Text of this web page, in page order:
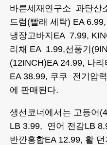
바른세재연구소 과탄산
드럼(빨래 세탁) EA
냉장고바지EA 7.99,
리채 EA 1.99,선풍기
(12INCH)EA 24.99, 나
EA 38.99, 쿠쿠 전기압
에 판매된다.
생선코너에서는 고등어
LB 3.99, 연어 전감LB
반깐홍합EA 12.99, 활